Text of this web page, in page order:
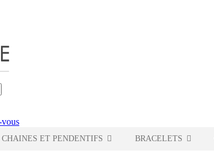
CHAINES ET PENDENTIFS BRACELETS